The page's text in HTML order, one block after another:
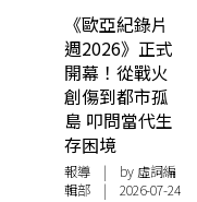
《歐亞紀錄片
週2026》正式
開幕！從戰火
創傷到都市孤
島 叩問當代生
存困境
報導 | by 虛詞編
輯部 | 2026-07-24